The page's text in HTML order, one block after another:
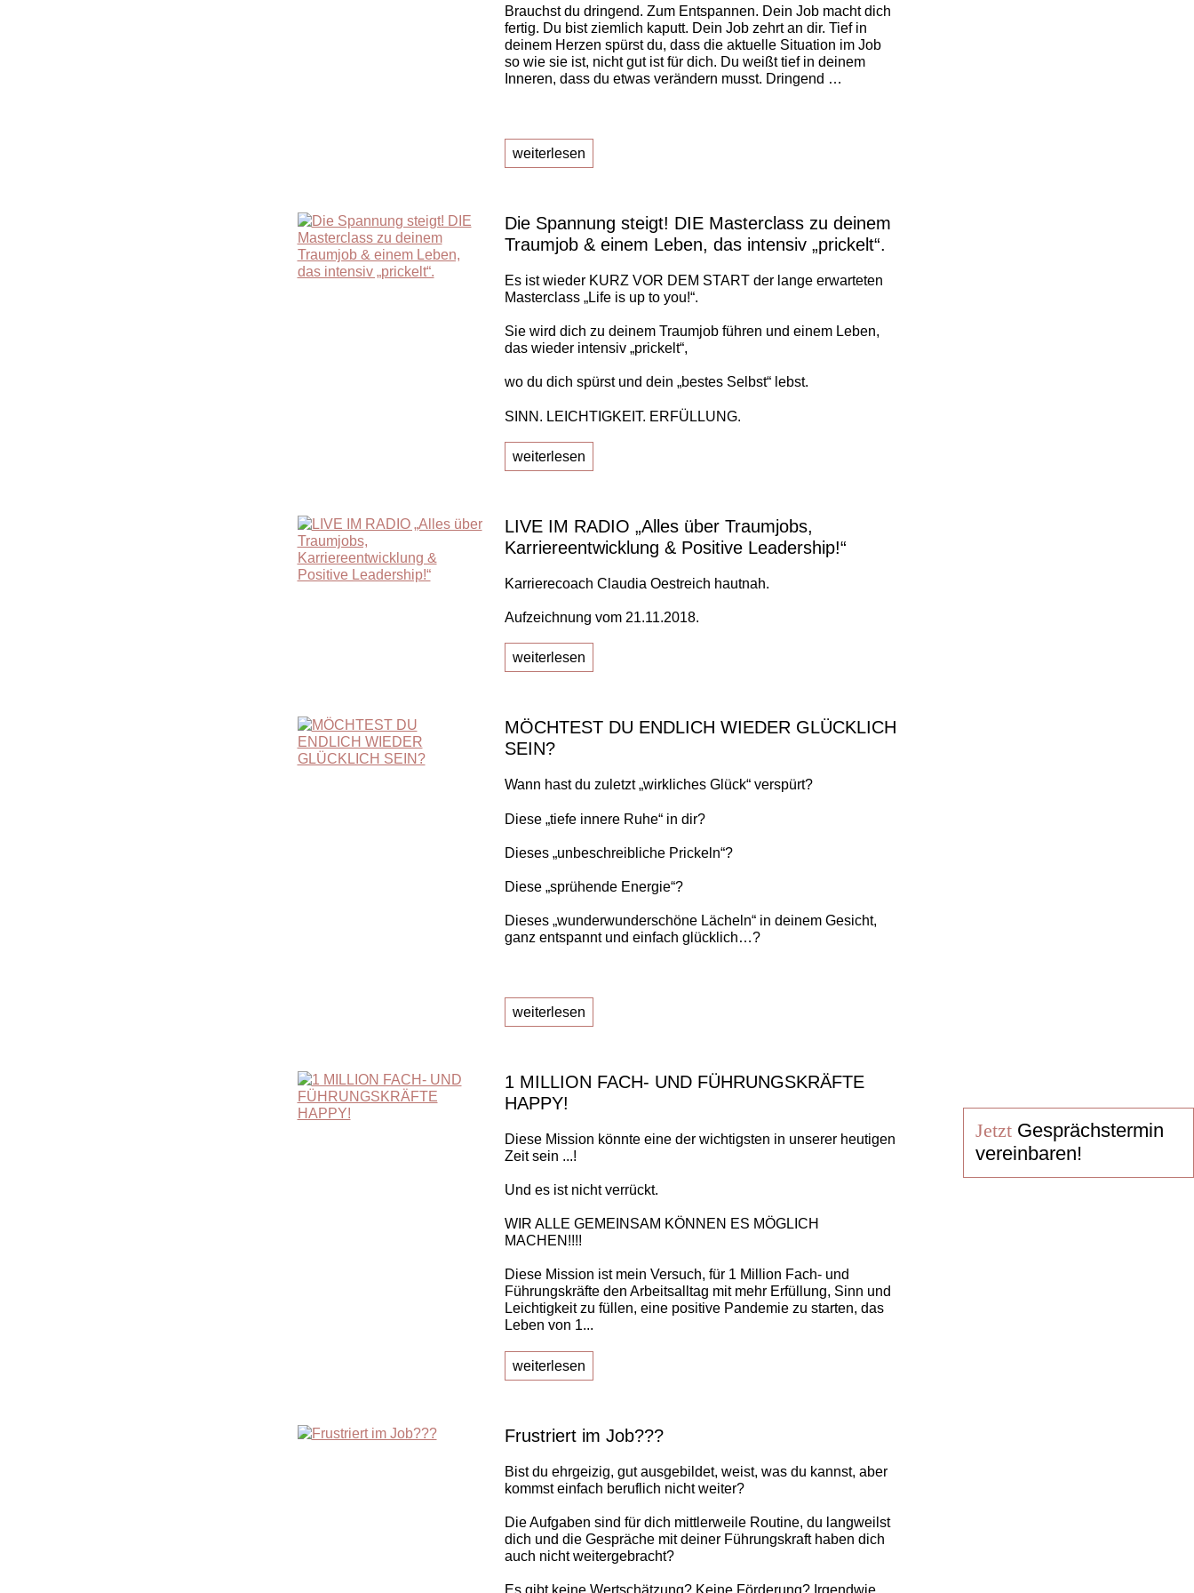
Brauchst du dringend. Zum Entspannen. Dein Job macht dich
fertig. Du bist ziemlich kaputt. Dein Job zehrt an dir. Tief in
deinem Herzen spürst du, dass die aktuelle Situation im Job
so wie sie ist, nicht gut ist für dich. Du weißt tief in deinem
Inneren, dass du etwas verändern musst. Dringend …
weiterlesen
Die Spannung steigt! DIE Masterclass zu deinem
Traumjob & einem Leben, das intensiv „prickelt“.
Es ist wieder KURZ VOR DEM START der lange erwarteten
Masterclass „Life is up to you!“.
Sie wird dich zu deinem Traumjob führen und einem Leben,
das wieder intensiv „prickelt“,
wo du dich spürst und dein „bestes Selbst“ lebst.
SINN. LEICHTIGKEIT. ERFÜLLUNG.
weiterlesen
LIVE IM RADIO „Alles über Traumjobs,
Karriereentwicklung & Positive Leadership!“
Karrierecoach Claudia Oestreich hautnah.
Aufzeichnung vom 21.11.2018.
weiterlesen
MÖCHTEST DU ENDLICH WIEDER GLÜCKLICH
SEIN?
Wann hast du zuletzt „wirkliches Glück“ verspürt?
Diese „tiefe innere Ruhe“ in dir?
Dieses „unbeschreibliche Prickeln“?
Diese „sprühende Energie“?
Dieses „wunderwunderschöne Lächeln“ in deinem Gesicht,
ganz entspannt und einfach glücklich…?
weiterlesen
1 MILLION FACH- UND FÜHRUNGSKRÄFTE
HAPPY!
Diese Mission könnte eine der wichtigsten in unserer heutigen
Zeit sein ...!
Und es ist nicht verrückt.
WIR ALLE GEMEINSAM KÖNNEN ES MÖGLICH
MACHEN!!!!
Diese Mission ist mein Versuch, für 1 Million Fach- und
Führungskräfte den Arbeitsalltag mit mehr Erfüllung, Sinn und
Leichtigkeit zu füllen, eine positive Pandemie zu starten, das
Leben von 1...
weiterlesen
Frustriert im Job???
Bist du ehrgeizig, gut ausgebildet, weist, was du kannst, aber
kommst einfach beruflich nicht weiter?
Die Aufgaben sind für dich mittlerweile Routine, du langweilst
dich und die Gespräche mit deiner Führungskraft haben dich
auch nicht weitergebracht?
Es gibt keine Wertschätzung? Keine Förderung? Irgendwie
JetztGesprächstermin
vereinbaren!